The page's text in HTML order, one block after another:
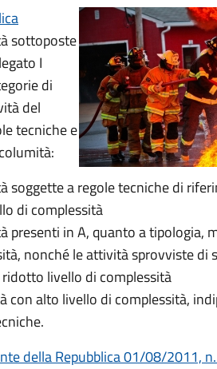
sottoposte
I
di
del
tecniche e
soggette a regole tecniche di
di complessità
presenti in A, quanto a tipologia,
nonché le attività sprovviste di
livello di complessità
con alto livello di complessità,
della Repubblica 01/08/2011,